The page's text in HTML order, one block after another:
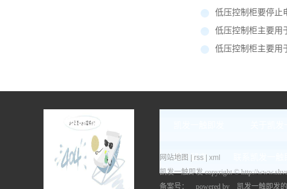
低压控制柜要停止
低压控制柜主要用于调节
低压控制柜主要用于调节
客户留言
网站地图 rss
xml
凯发一触即发 copyright © http://
备案号： powered by 凯发一触即发